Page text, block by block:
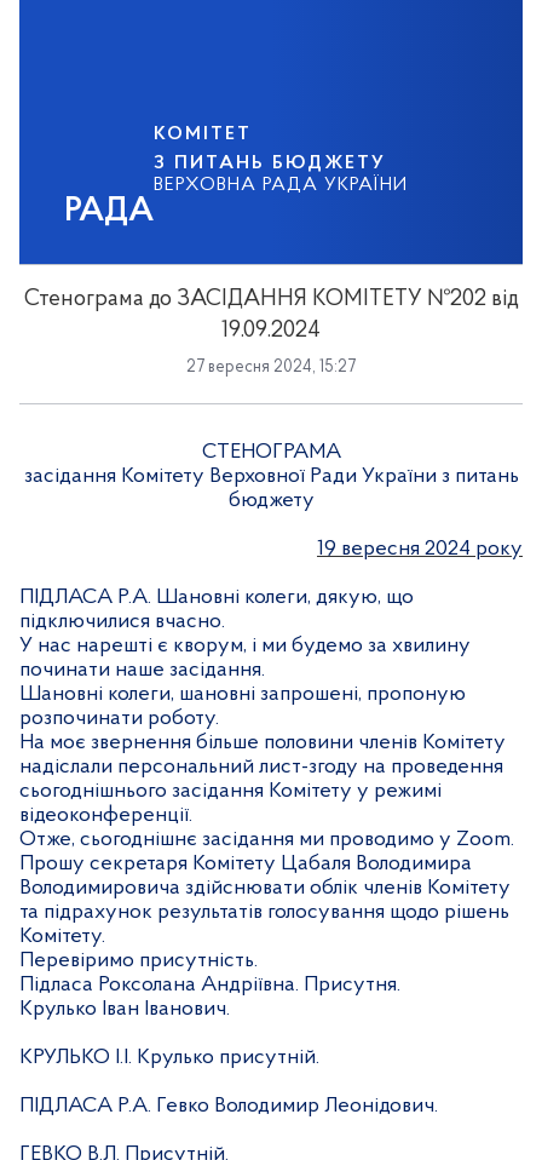
РАДА
КОМІТЕТ
З ПИТАНЬ БЮДЖЕТУ
ВЕРХОВНА РАДА УКРАЇНИ
Стенограма до ЗАСІДАННЯ КОМІТЕТУ №202 від
19.09.2024
27 вересня 2024, 15:27
СТЕНОГРАМА
засідання Комітету Верховної Ради України з питань
бюджету
19 вересня 2024 року
ПІДЛАСА Р.А. Шановні колеги, дякую, що
підключилися вчасно.
У нас нарешті є кворум, і ми будемо за хвилину
починати наше засідання.
Шановні колеги, шановні запрошені, пропоную
розпочинати роботу.
На моє звернення більше половини членів Комітету
надіслали персональний лист-згоду на проведення
сьогоднішнього засідання Комітету у режимі
відеоконференції.
Отже, сьогоднішнє засідання ми проводимо у Zoom.
Прошу секретаря Комітету Цабаля Володимира
Володимировича здійснювати облік членів Комітету
та підрахунок результатів голосування щодо рішень
Комітету.
Перевіримо присутність.
Підласа Роксолана Андріївна. Присутня.
Крулько Іван Іванович.
КРУЛЬКО І.І. Крулько присутній.
ПІДЛАСА Р.А. Гевко Володимир Леонідович.
ГЕВКО В.Л. Присутній.